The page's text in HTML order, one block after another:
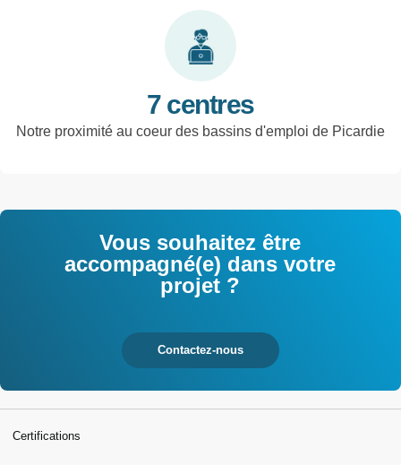
7 centres
Notre proximité au coeur des bassins d'emploi de Picardie
Vous souhaitez être
accompagné(e) dans votre
projet ?
Contactez-nous
Certifications